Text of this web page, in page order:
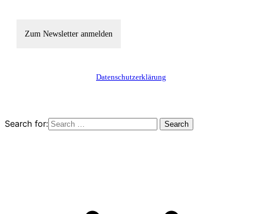
Datenschutzerklärung
Search for: